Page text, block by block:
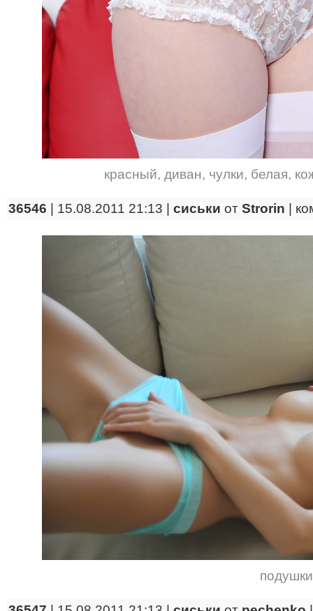
красный, диван, чулки, белая,
36546 | 15.08.2011 21:13 | сиськи от Strorin
подушки